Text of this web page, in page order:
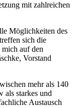
mit zahlreichen
Möglichkeiten des
sich die
mich auf den
Vorstand
mehr als 140
als starkes und
Austausch